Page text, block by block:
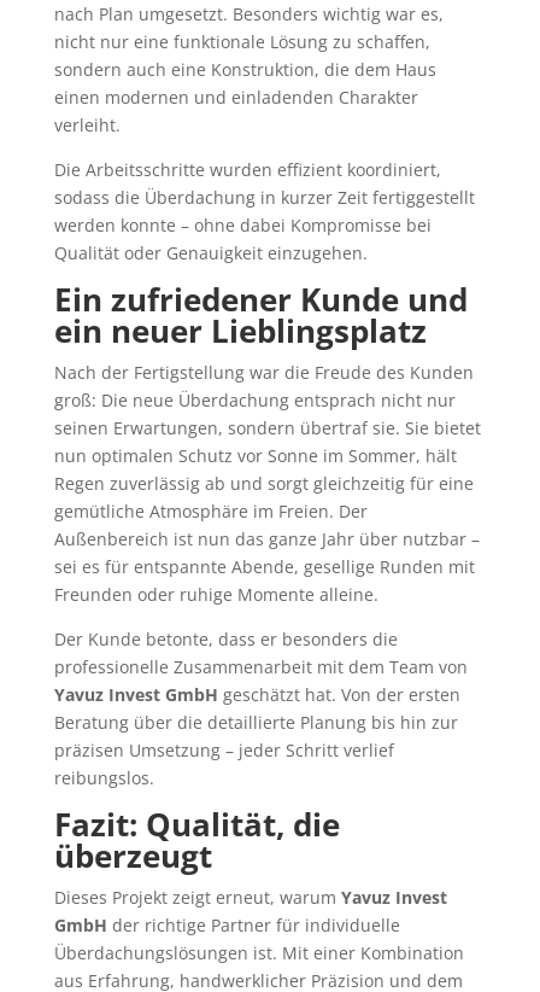
nach Plan umgesetzt. Besonders wichtig war es,
nicht nur eine funktionale Lösung zu schaffen,
sondern auch eine Konstruktion, die dem Haus
einen modernen und einladenden Charakter
verleiht.
Die Arbeitsschritte wurden effizient koordiniert,
sodass die Überdachung in kurzer Zeit fertiggestellt
werden konnte – ohne dabei Kompromisse bei
Qualität oder Genauigkeit einzugehen.
Ein zufriedener Kunde und
ein neuer Lieblingsplatz
Nach der Fertigstellung war die Freude des Kunden
groß: Die neue Überdachung entsprach nicht nur
seinen Erwartungen, sondern übertraf sie. Sie bietet
nun optimalen Schutz vor Sonne im Sommer, hält
Regen zuverlässig ab und sorgt gleichzeitig für eine
gemütliche Atmosphäre im Freien. Der
Außenbereich ist nun das ganze Jahr über nutzbar –
sei es für entspannte Abende, gesellige Runden mit
Freunden oder ruhige Momente alleine.
Der Kunde betonte, dass er besonders die
professionelle Zusammenarbeit mit dem Team von
Yavuz Invest GmbH geschätzt hat. Von der ersten
Beratung über die detaillierte Planung bis hin zur
präzisen Umsetzung – jeder Schritt verlief
reibungslos.
Fazit: Qualität, die
überzeugt
Dieses Projekt zeigt erneut, warum Yavuz Invest
GmbH der richtige Partner für individuelle
Überdachungslösungen ist. Mit einer Kombination
aus Erfahrung, handwerklicher Präzision und dem